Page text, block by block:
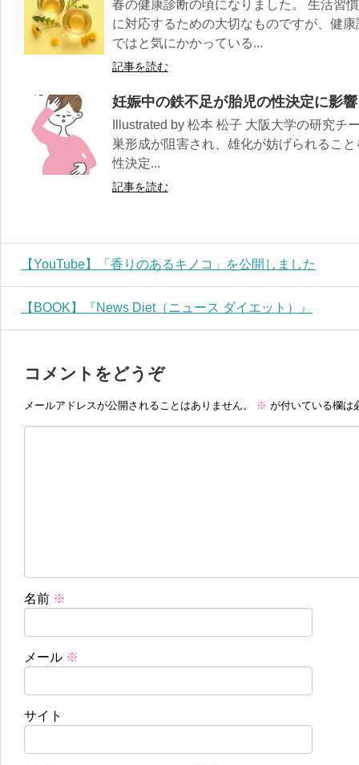
春の健康診断の頃になりました。 生活習
に対応するための大切なものですが、健
ではと気にかかっている...
記事を読む
妊娠中の鉄不足が胎児の性決定に影
Illustrated by 松本 松子 大阪大学の研究チ
巣形成が阻害され、雄化が妨げられるこ
性決定...
記事を読む
【YouTube】「香りのあるキノコ」を公開しました
【BOOK】『News Diet（ニュース ダイエット）』
コメントをどうぞ
メールアドレスが公開されることはありません。 ※ が付いている欄は
名前 ※
メール ※
サイト